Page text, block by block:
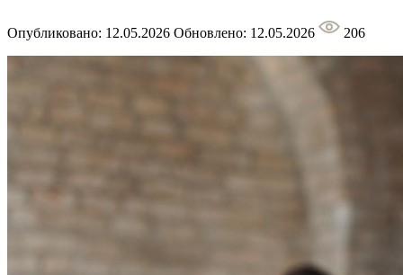
Опубликовано: 12.05.2026 Обновлено: 12.05.2026 206